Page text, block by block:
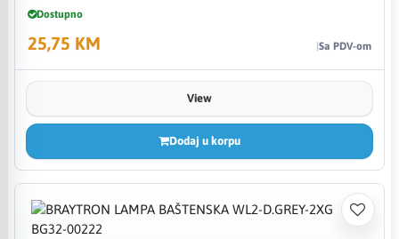
Dostupno
25,75 KM Sa PDV-om
View
Dodaj u korpu